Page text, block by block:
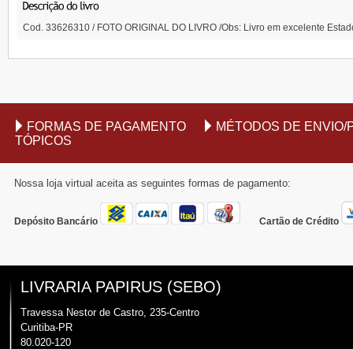
Cod. 33626310 / FOTO ORIGINAL DO LIVRO /Obs: Livro em excelente
FORMAS DE PAGAMENTO
MÉTODOS DE
TÓPICOS
Nossa loja virtual aceita as seguintes formas de pagamento:
Depósito Bancário Cartão de Crédito
LIVRARIA PAPIRUS (SEBO)
Travessa Nestor de Castro, 235-Centro
Curitiba-PR
80.020-120